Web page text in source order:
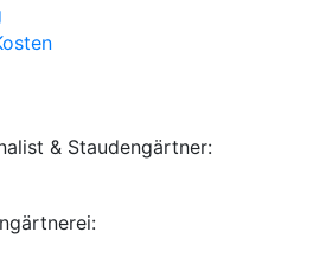
& Staudengärtner: